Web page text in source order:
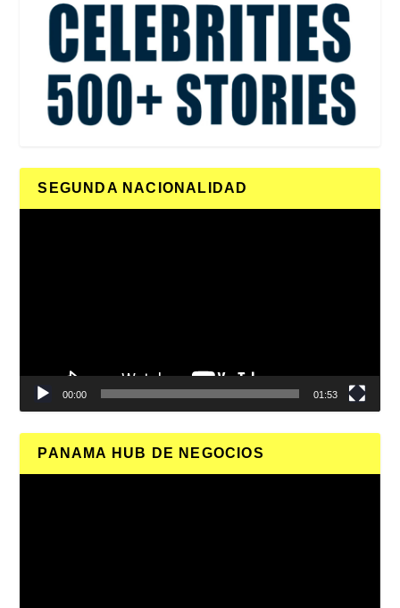
SEGUNDA NACIONALIDAD
00:00 01:53
PANAMA HUB DE NEGOCIOS